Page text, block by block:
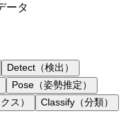
ータ
Detect（検出）
Pose（姿勢推定）
ス）
Classify（分類）